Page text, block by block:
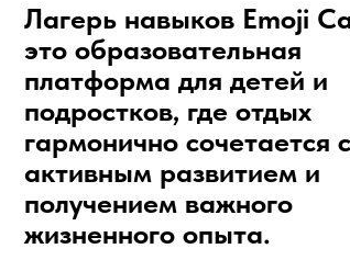
Лагерь навыков Emoji
это образовательная
платформа для детей и
подростков, где отдых
гармонично сочетается с
активным развитием и
получением важного
жизненного опыта.